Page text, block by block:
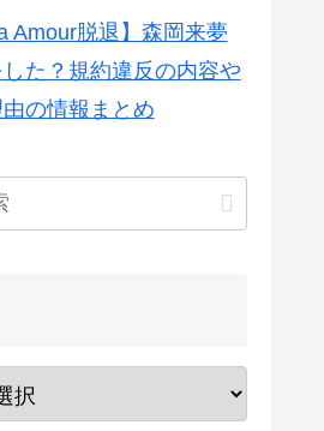
Amour脱退】森岡来夢
た？規約違反の内容や
の情報まとめ